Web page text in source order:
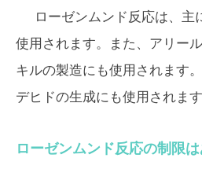
ローゼンムンド反応は、主
使用されます。また、アリー
キルの製造にも使用されます
デヒドの生成にも使用されます
ローゼンムンド反応の制限